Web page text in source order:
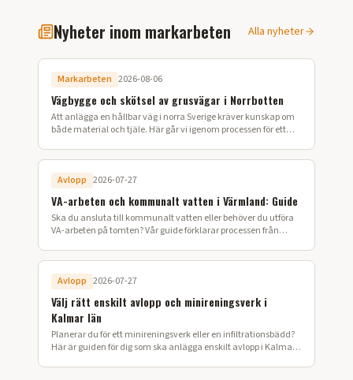
Nyheter inom markarbeten Alla nyheter
Markarbeten 2026-08-06
Vägbygge och skötsel av grusvägar i Norrbotten
Att anlägga en hållbar väg i norra Sverige kräver kunskap om
både material och tjäle. Här går vi igenom processen för ett
Avlopp 2026-07-27
VA-arbeten och kommunalt vatten i Värmland: Guide
Ska du ansluta till kommunalt vatten eller behöver du utföra
VA-arbeten på tomten? Vår guide förklarar processen från
Avlopp 2026-07-27
Välj rätt enskilt avlopp och minireningsverk i
Kalmar län
Planerar du för ett minireningsverk eller en infiltrationsbädd?
Här är guiden för dig som ska anlägga enskilt avlopp i Kalmar